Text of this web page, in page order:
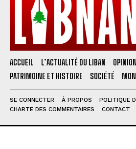
ACCUEIL L’ACTUALITÉ DU LIBAN
OPINION
PATRIMOINE ET HISTOIRE
SOCIÉTÉ
SE CONNECTER À PROPOS
POLITIQUE
CHARTE DES COMMENTAIRES
CONTACT